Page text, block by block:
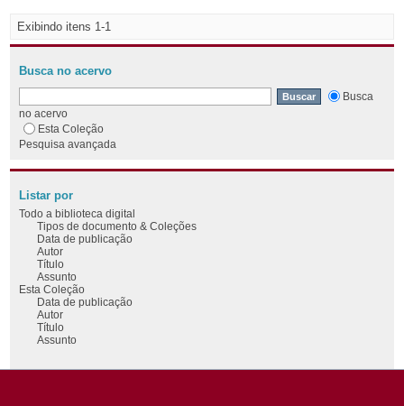
Exibindo itens 1-1
Busca no acervo
Busca
no acervo
Esta Coleção
Pesquisa avançada
Listar por
Todo a biblioteca digital
Tipos de documento & Coleções
Data de publicação
Autor
Título
Assunto
Esta Coleção
Data de publicação
Autor
Título
Assunto